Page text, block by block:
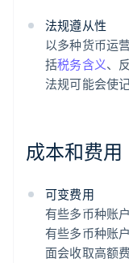
法规遵从性
以多种货币运
括税务含义、
法规可能会使
成本和费用
可变费用
有些多币种账
有些多币种账
面会收取高额费